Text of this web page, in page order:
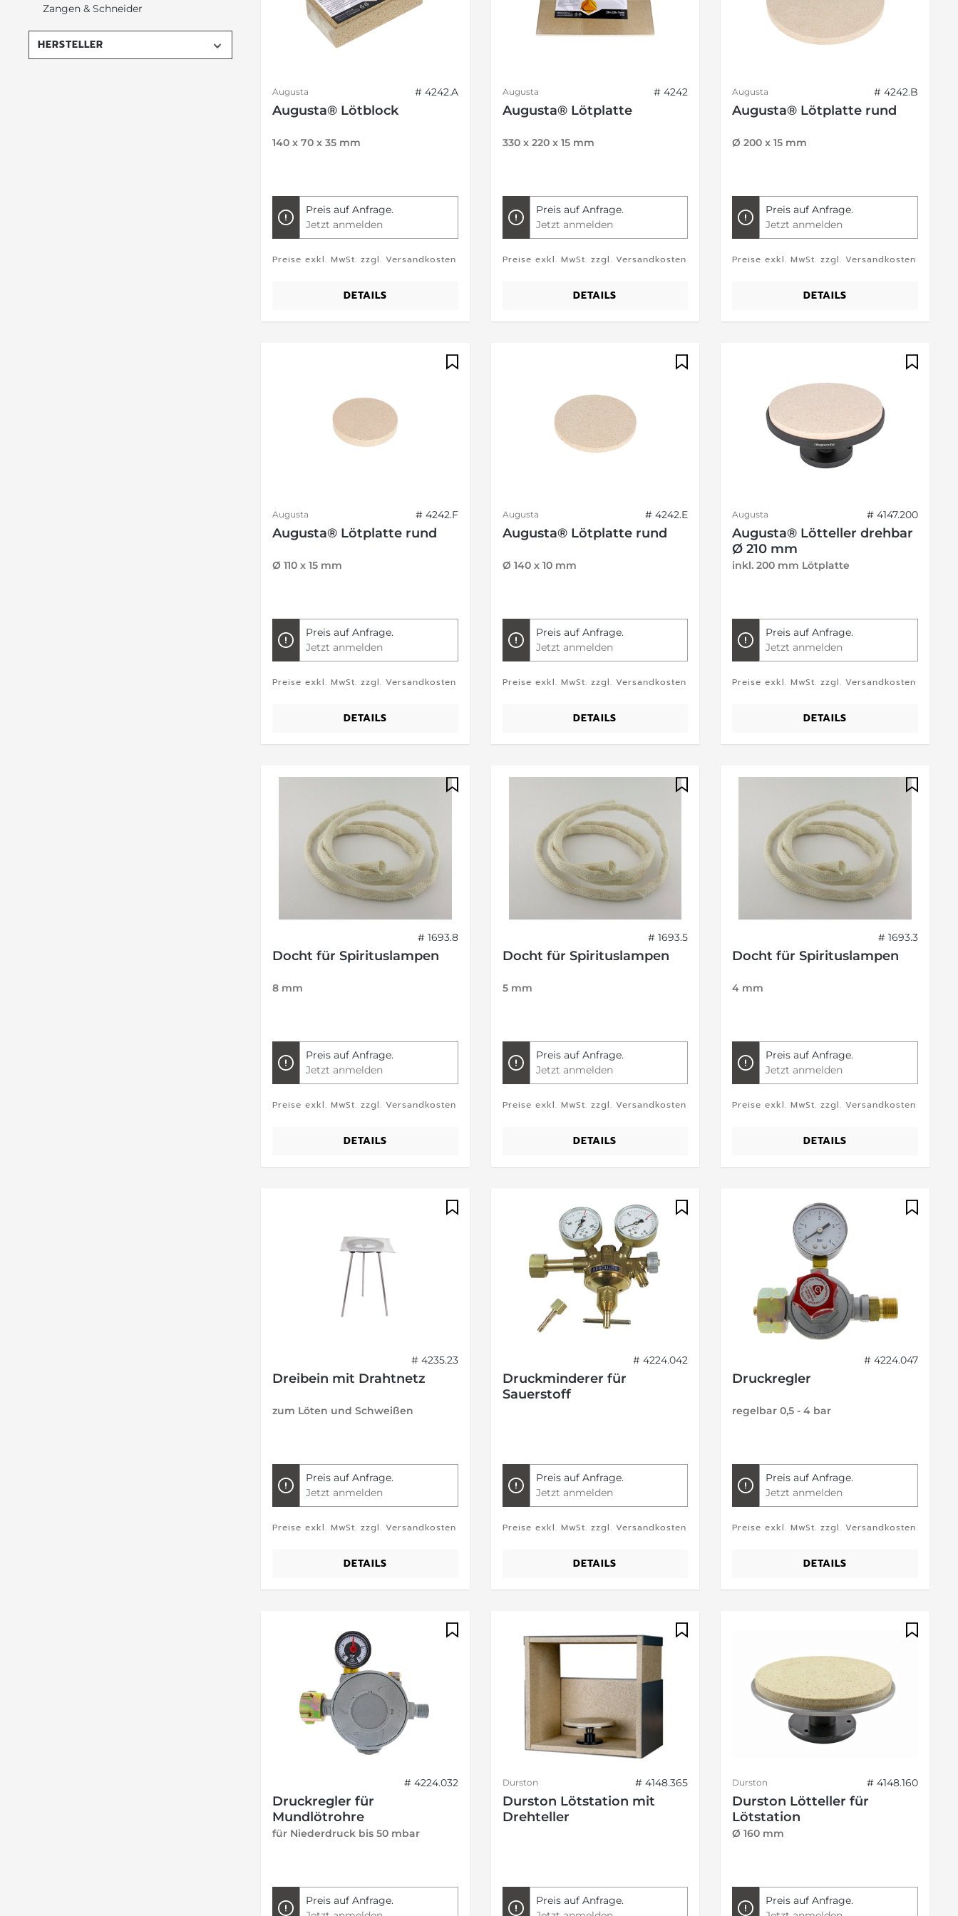
Zangen & Schneider
HERSTELLER
Augusta # 4242.A
Augusta® Lötblock
140 x 70 x 35 mm
Preis auf Anfrage.
Jetzt anmelden
Preise exkl. MwSt. zzgl. Versandkosten
DETAILS
Augusta # 4242
Augusta® Lötplatte
330 x 220 x 15 mm
Preis auf Anfrage.
Jetzt anmelden
Preise exkl. MwSt. zzgl. Versandkosten
DETAILS
Augusta # 4242.B
Augusta® Lötplatte rund
Ø 200 x 15 mm
Preis auf Anfrage.
Jetzt anmelden
Preise exkl. MwSt. zzgl. Versandkosten
DETAILS
Augusta # 4242.F
Augusta® Lötplatte rund
Ø 110 x 15 mm
Preis auf Anfrage.
Jetzt anmelden
Preise exkl. MwSt. zzgl. Versandkosten
DETAILS
Augusta # 4242.E
Augusta® Lötplatte rund
Ø 140 x 10 mm
Preis auf Anfrage.
Jetzt anmelden
Preise exkl. MwSt. zzgl. Versandkosten
DETAILS
Augusta # 4147.200
Augusta® Lötteller drehbar
Ø 210 mm
inkl. 200 mm Lötplatte
Preis auf Anfrage.
Jetzt anmelden
Preise exkl. MwSt. zzgl. Versandkosten
DETAILS
# 1693.8
Docht für Spirituslampen
8 mm
Preis auf Anfrage.
Jetzt anmelden
Preise exkl. MwSt. zzgl. Versandkosten
DETAILS
# 1693.5
Docht für Spirituslampen
5 mm
Preis auf Anfrage.
Jetzt anmelden
Preise exkl. MwSt. zzgl. Versandkosten
DETAILS
# 1693.3
Docht für Spirituslampen
4 mm
Preis auf Anfrage.
Jetzt anmelden
Preise exkl. MwSt. zzgl. Versandkosten
DETAILS
# 4235.23
Dreibein mit Drahtnetz
zum Löten und Schweißen
Preis auf Anfrage.
Jetzt anmelden
Preise exkl. MwSt. zzgl. Versandkosten
DETAILS
# 4224.042
Druckminderer für
Sauerstoff
Preis auf Anfrage.
Jetzt anmelden
Preise exkl. MwSt. zzgl. Versandkosten
DETAILS
# 4224.047
Druckregler
regelbar 0,5 - 4 bar
Preis auf Anfrage.
Jetzt anmelden
Preise exkl. MwSt. zzgl. Versandkosten
DETAILS
# 4224.032
Druckregler für
Mundlötrohre
für Niederdruck bis 50 mbar
Preis auf Anfrage.
Durston # 4148.365
Durston Lötstation mit
Drehteller
Preis auf Anfrage.
Durston # 4148.160
Durston Lötteller für
Lötstation
Ø 160 mm
Preis auf Anfrage.